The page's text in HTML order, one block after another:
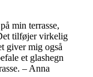
min terrasse,
tilføjer virkelig
giver mig også
et glashegn
– Anna